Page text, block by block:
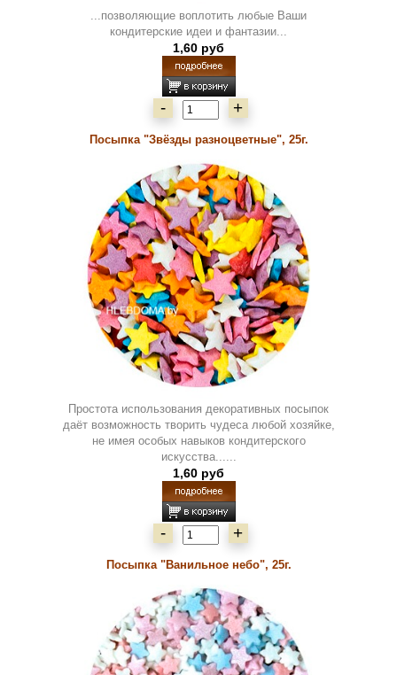
...позволяющие воплотить любые Ваши
кондитерские идеи и фантазии...
1,60 руб
- +
Посыпка "Звёзды разноцветные", 25г.
Простота использования декоративных посыпок
даёт возможность творить чудеса любой хозяйке,
не имея особых навыков кондитерского
искусства......
1,60 руб
- +
Посыпка "Ванильное небо", 25г.